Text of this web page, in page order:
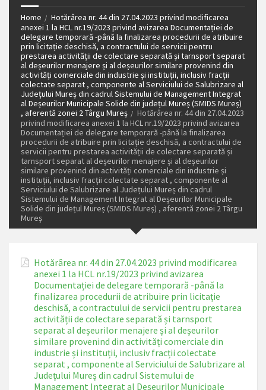
Home
Hotărârea nr. 44 din 27.04.2023 privind modificarea
anexei 1 la HCL nr.19/2023 privind avizarea Documentației de
delegare temporară -până la finalizarea procedurii de atribuire
prin licitație deschisă, a contractului de servicii pentru
prestarea activității de colectare separată și tarnsport separat
al deșeurilor menajere și al deșeurilor similare provenind din
activități comerciale din industrie și instituții, inclusiv fracții
colectate separat , componente al Serviciului de Salubrizare al
Județului Mureș din cadrul Sistemului de Management Integrat
al Deșeurilor Municipale Solide din județul Mureș (SMIDS Mureș)
, aferentă zonei 2 Târgu Mureș
Hotărârea nr. 44 din 27.04.2023
privind modificarea anexei 1 la HCL nr.19/2023 privind avizarea
Documentației de delegare temporară -până la finalizarea
procedurii de atribuire prin licitație deschisă, a contractului de
servicii pentru prestarea activității de colectare separată și
tarnsport separat al deșeurilor menajere și al deșeurilor
similare provenind din activități comerciale din industrie și
instituții, inclusiv fracții colectate separat , componente al
Serviciului de Salubrizare al Județului Mureș din cadrul
Sistemului de Management Integrat al Deșeurilor Municipale
Solide din județul Mureș (SMIDS Mureș) , aferentă zonei 2 Târgu
Mureș
Hotărârea nr. 44 din 27.04.2023 privind modificarea
anexei 1 la HCL nr.19/2023 privind avizarea
Documentației de delegare temporară -până la
finalizarea procedurii de atribuire prin licitație
deschisă, a contractului de servicii pentru prestarea
activității de colectare separată și tarnsport
separat al deșeurilor menajere și al deșeurilor
similare provenind din activități comerciale din
industrie și instituții, inclusiv fracții colectate
separat , componente al Serviciului de Salubrizare al
Județului Mureș din cadrul Sistemului de
Management Integrat al Deșeurilor Municipale